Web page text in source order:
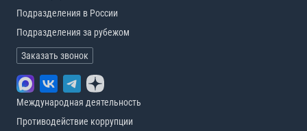
Подразделения в России
Подразделения за рубежом
Заказать звонок
Международная деятельность
Противодействие коррупции